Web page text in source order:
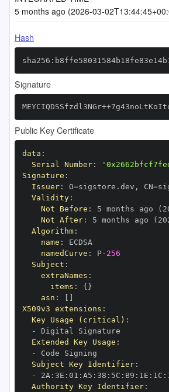
5 months ago (2026-03-
Hash
Signature
Public Key Certificate
data :
Serial Number:
Signature :
Issuer: O=sigstore.dev ,
Validity:
Not Before : 5 months ago
Not After: 5 months ago
Algorithm:
name :
namedCurve : P- 256
Subject :
extraNames :
items : { }
asn :
X509v3 extensions :
Key Usage (critical) :
-
Extended Key Usage :
-
Subject Key Identifier:
-
2A : 3E : 01 : A5 : 38 : 5C : B9 : 1E : 1C :
Authority Key Identifier: